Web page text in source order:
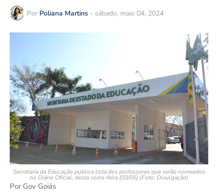
Por Poliana Martins - sábado, maio 04, 2024
Secretaria da Educação publica lista dos professores que serão nomeados
no Diário Oficial, desta sexta-feira (03/05) (Foto: Divulgação)
Por Gov Goiás